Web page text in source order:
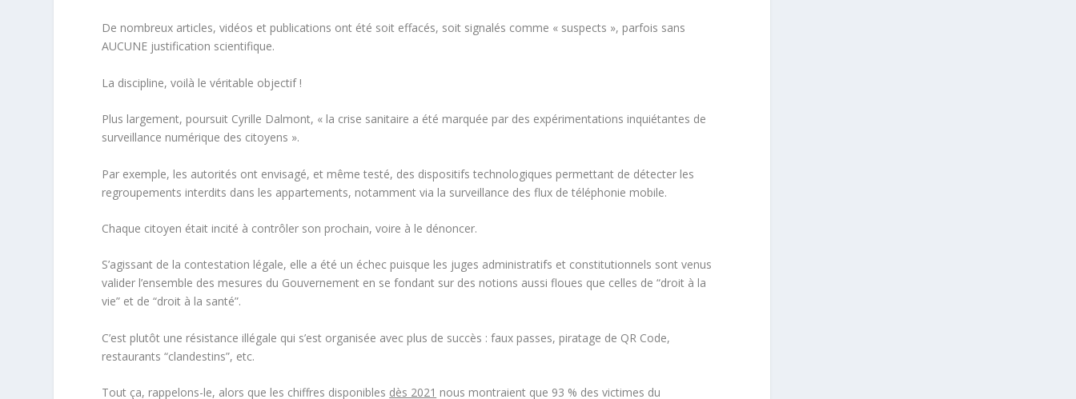
De nombreux articles, vidéos et publications ont été soit effacés, soit signalés comme « suspects », parfois sans
AUCUNE justification scientifique.
La discipline, voilà le véritable objectif !
Plus largement, poursuit Cyrille Dalmont, « la crise sanitaire a été marquée par des expérimentations inquiétantes de
surveillance numérique des citoyens ».
Par exemple, les autorités ont envisagé, et même testé, des dispositifs technologiques permettant de détecter les
regroupements interdits dans les appartements, notamment via la surveillance des flux de téléphonie mobile.
Chaque citoyen était incité à contrôler son prochain, voire à le dénoncer.
S’agissant de la contestation légale, elle a été un échec puisque les juges administratifs et constitutionnels sont venus
valider l’ensemble des mesures du Gouvernement en se fondant sur des notions aussi floues que celles de “droit à la
vie” et de “droit à la santé”.
C’est plutôt une résistance illégale qui s’est organisée avec plus de succès : faux passes, piratage de QR Code,
restaurants “clandestins”, etc.
Tout ça, rappelons-le, alors que les chiffres disponibles dès 2021 nous montraient que 93 % des victimes du